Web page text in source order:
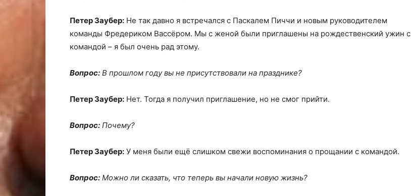
Петер Заубер: Не так давно я встречался с Паскалем Пиччи и новым руководителем
команды Фредериком Вассёром. Мы с женой были приглашены на рождественский ужин с
командой – я был очень рад этому.
Вопрос: В прошлом году вы не присутствовали на празднике?
Петер Заубер: Нет. Тогда я получил приглашение, но не смог прийти.
Вопрос: Почему?
Петер Заубер: У меня были ещё слишком свежи воспоминания о прощании с командой.
Вопрос: Можно ли сказать, что теперь вы начали новую жизнь?